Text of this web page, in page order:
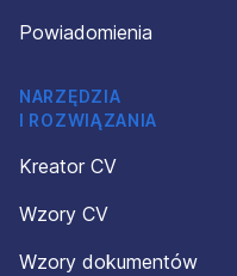
Powiadomienia
NARZĘDZIA
I ROZWIĄZANIA
Kreator CV
Wzory CV
Wzory dokumentów